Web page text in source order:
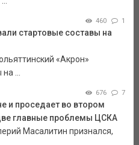
460 1
стартовые составы на
«Акрон»
...
676 7
и проседает во втором
главные проблемы ЦСКА
Масалитин признался,